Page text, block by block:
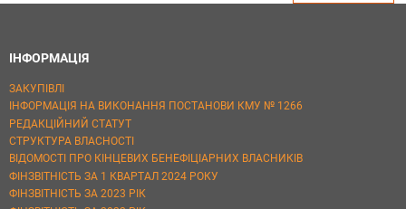
ІНФОРМАЦІЯ
ЗАКУПІВЛІ
ІНФОРМАЦІЯ НА ВИКОНАННЯ ПОСТАНОВИ КМУ № 1266
РЕДАКЦІЙНИЙ СТАТУТ
СТРУКТУРА ВЛАСНОСТІ
ВІДОМОСТІ ПРО КІНЦЕВИХ БЕНЕФІЦІАРНИХ ВЛАСНИКІВ
ФІНЗВІТНІСТЬ ЗА 1 КВАРТАЛ 2024 РОКУ
ФІНЗВІТНІСТЬ ЗА 2023 РІК